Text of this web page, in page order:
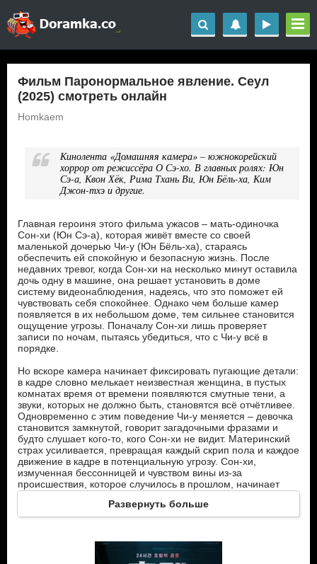
Фильм Паронормальное явление. Сеул
(2025) смотреть онлайн
Homkaem
Кинолента «Домашняя камера» – южнокорейский
хоррор от режиссёра О Сэ-хо. В главных ролях: Юн
Сэ-а, Квон Хёк, Рима Тхань Ви, Юн Бёль-ха, Ким
Джон-тхэ и другие.
Главная героиня этого фильма ужасов – мать-одиночка
Сон-хи (Юн Сэ-а), которая живёт вместе со своей
маленькой дочерью Чи-у (Юн Бёль-ха), стараясь
обеспечить ей спокойную и безопасную жизнь. После
недавних тревог, когда Сон-хи на несколько минут оставила
дочь одну в машине, она решает установить в доме
систему видеонаблюдения, надеясь, что это поможет ей
чувствовать себя спокойнее. Однако чем больше камер
появляется в их небольшом доме, тем сильнее становится
ощущение угрозы. Поначалу Сон-хи лишь проверяет
записи по ночам, пытаясь убедиться, что с Чи-у всё в
порядке.
Но вскоре камера начинает фиксировать пугающие детали:
в кадре словно мелькает неизвестная женщина, в пустых
комнатах время от времени появляются смутные тени, а
звуки, которых не должно быть, становятся всё отчётливее.
Одновременно с этим поведение Чи-у меняется – девочка
становится замкнутой, говорит загадочными фразами и
будто слушает кого-то, кого Сон-хи не видит. Материнский
страх усиливается, превращая каждый скрип пола и каждое
движение в кадре в потенциальную угрозу. Сон-хи,
измученная бессонницей и чувством вины из-за
происшествия, которое случилось в прошлом, начинает
сомневаться в собственной адекватности. Грань между
реальностью и её тревожными фантазиями постепенно
стирается.
Развернуть больше